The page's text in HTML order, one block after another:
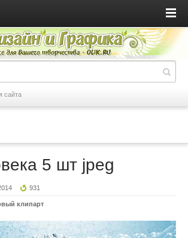
сайта
5 шт jpeg
931
клипарт